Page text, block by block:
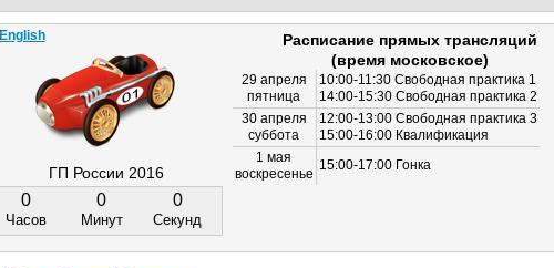
ГП России 2016
0
Часов
0
Минут
0
Секунд
Расписание прямых трансляций
(время московское)
29 апреля
пятница
10:00-11:30 Свободная практика 1
14:00-15:30 Свободная практика 2
30 апреля
суббота
12:00-13:00 Свободная практика 3
15:00-16:00 Квалификация
1 мая
воскресенье
15:00-17:00 Гонка
English